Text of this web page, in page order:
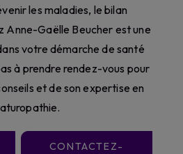
les maladies, le bilan
Anne-Gaëlle Beucher est une
votre démarche de santé
à prendre rendez-vous pour
et de son expertise en
CONTACTEZ-